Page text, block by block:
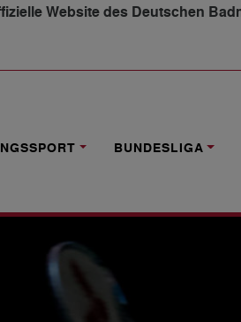
Website des Deutschen
BUNDESLIGA